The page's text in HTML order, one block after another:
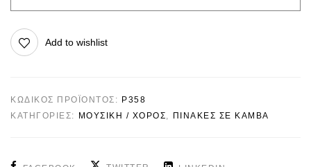
Add to wishlist
ΚΩΔΙΚΌΣ ΠΡΟΪΌΝΤΟΣ: P358
ΚΑΤΗΓΟΡΊΕΣ: ΜΟΥΣΙΚΗ / ΧΟΡΟΣ ΠΙΝΑΚΕΣ ΣΕ ΚΑΜΒΑ